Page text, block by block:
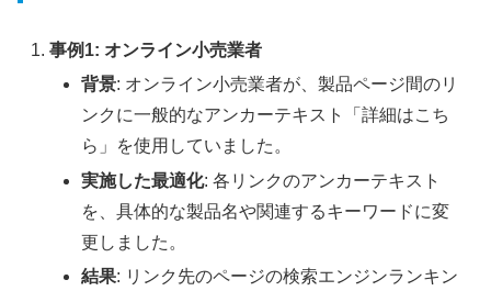
事例1: オンライン小売業者
背景: オンライン小売業者が、製品ページ間のリ
ンクに一般的なアンカーテキスト「詳細はこち
ら」を使用していました。
実施した最適化: 各リンクのアンカーテキスト
を、具体的な製品名や関連するキーワードに変
更しました。
結果: リンク先のページの検索エンジンランキン